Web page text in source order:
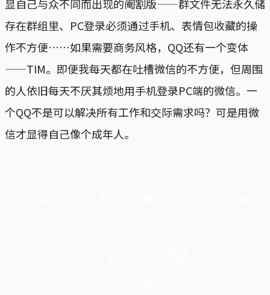
显自己与众不同而出现的阉割版——群文件无法永久储
存在群组里、PC登录必须通过手机、表情包收藏的操
作不方便……如果需要商务风格，QQ还有一个变体
——TIM。即便我每天都在吐槽微信的不方便，但周围
的人依旧每天不厌其烦地用手机登录PC端的微信。一
个QQ不是可以解决所有工作和交际需求吗？可是用微
信才显得自己像个成年人。